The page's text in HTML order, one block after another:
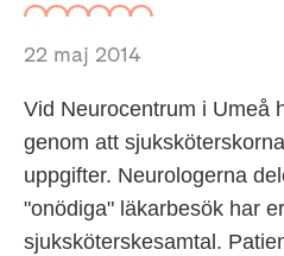
22 maj 2014
Vid Neurocentrum i Umeå
genom att
uppgifter. Neurologerna
"onödiga" läkarbesök har
sjuksköterskesamtal.